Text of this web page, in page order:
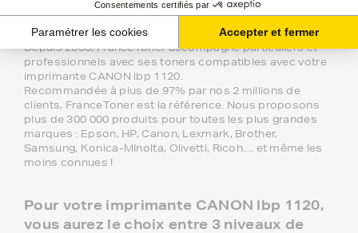
CANON lbp 1120
Depuis 2000, FranceToner accompagne particuliers et
professionnels avec ses toners compatibles avec votre
imprimante CANON lbp 1120.
Recommandée à plus de 97% par nos 2 millions de
clients, FranceToner est la référence. Nous proposons
plus de 300 000 produits pour toutes les plus grandes
marques : Epson, HP, Canon, Lexmark, Brother,
Samsung, Konica-MInolta, Olivetti, Ricoh.... et même les
moins connues !
Pour votre imprimante CANON lbp 1120,
vous aurez le choix entre 3 niveaux de